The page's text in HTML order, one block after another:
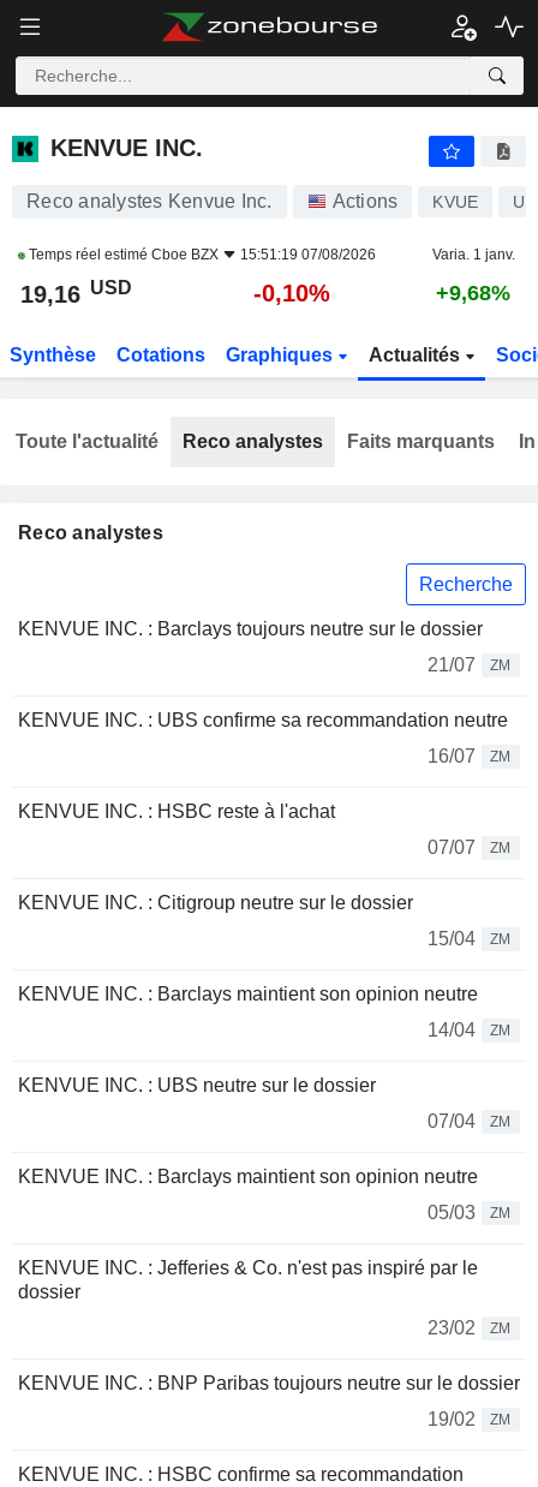
KENVUE INC.
KENVUE INC.
Reco analystes Kenvue Inc. Actions KVUE
Temps réel estimé Cboe BZX 15:51:19 07/08/2026 Varia. 1 janv.
19,16 USD -0,10% +9,68%
Synthèse Cotations Graphiques Actualités
Reco analystes
Recherche
KENVUE INC. : Barclays toujours neutre sur le dossier
21/07
ZM
KENVUE INC. : UBS confirme sa recommandation neutre
16/07
ZM
KENVUE INC. : HSBC reste à l'achat
07/07
ZM
KENVUE INC. : Citigroup neutre sur le dossier
15/04
ZM
KENVUE INC. : Barclays maintient son opinion neutre
14/04
ZM
KENVUE INC. : UBS neutre sur le dossier
07/04
ZM
KENVUE INC. : Barclays maintient son opinion neutre
05/03
ZM
KENVUE INC. : Jefferies & Co. n'est pas inspiré par le
dossier
23/02
ZM
KENVUE INC. : BNP Paribas toujours neutre sur le dossier
19/02
ZM
KENVUE INC. : HSBC confirme sa recommandation
Toute l'actualité Reco analystes Faits marquants